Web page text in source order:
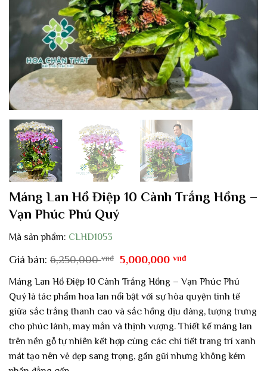
Máng Lan Hồ Điệp 10 Cành Trắng Hồng –
Vạn Phúc Phú Quý
Mã sản phẩm: CLHD1053
Giá bán: 6,250,000vnđ
Giá
là:
6,250,000 vnđ.
5,000,000vnđGiá
tại
5,000,000 vnđ.
Máng Lan Hồ Điệp 10 Cành Trắng Hồng – Vạn Phúc Phú
Quý là tác phẩm hoa lan nổi bật với sự hòa quyện tinh tế
giữa sắc trắng thanh cao và sắc hồng dịu dàng, tượng trưng
cho phúc lành, may mắn và thịnh vượng. Thiết kế máng lan
trên nền gỗ tự nhiên kết hợp cùng các chi tiết trang trí xanh
mát tạo nên vẻ đẹp sang trọng, gần gũi nhưng không kém